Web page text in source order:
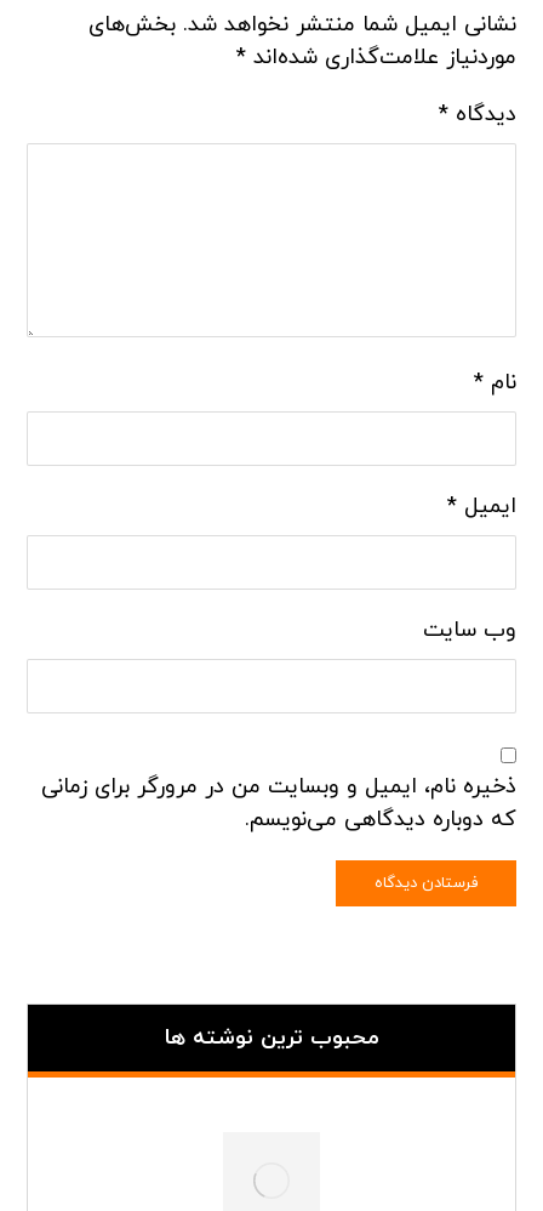
نشانی ایمیل شما منتشر نخواهد شد. بخش‌های
موردنیاز علامت‌گذاری شده‌اند*
دیدگاه*
نام*
ایمیل*
وب‌ سایت
ذخیره نام، ایمیل و وبسایت من در مرورگر برای زمانی
که دوباره دیدگاهی می‌نویسم.
محبوب ترین نوشته ها